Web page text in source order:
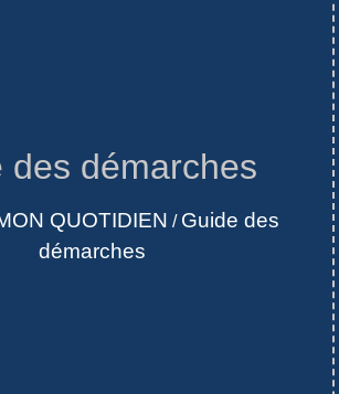
des démarches
QUOTIDIEN / Guide des
démarches